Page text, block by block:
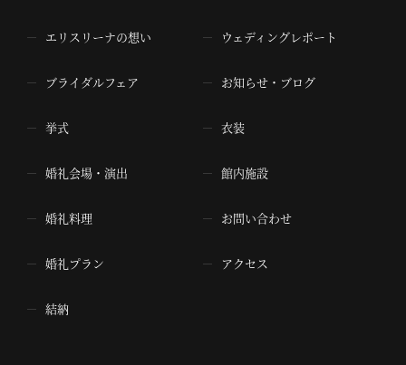
エリスリーナの想い
ブライダルフェア
挙式
婚礼会場・演出
婚礼料理
婚礼プラン
結納
ウェディングレポート
お知らせ・ブログ
衣装
館内施設
お問い合わせ
アクセス